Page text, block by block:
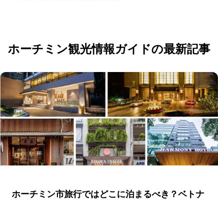
ホーチミン観光情報ガイドの最新記事
ホーチミン市旅行ではどこに泊まるべき？ベトナ